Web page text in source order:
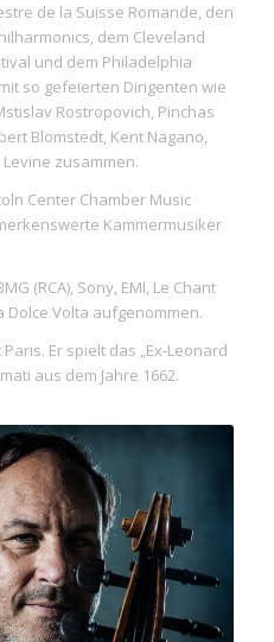
de la Suisse Romande, den
dem Cleveland
und dem Philadelphia
so gefeierten Dirigenten wie
Rostropovich, Pinchas
Blomstedt, Kent Nagano,
Levine zusammen.
Center Chamber Music
Kammermusiker
(RCA), Sony, EMI, Le Chant
Volta aufgenommen.
Er spielt das „Ex-Leonard
aus dem Jahre 1662.